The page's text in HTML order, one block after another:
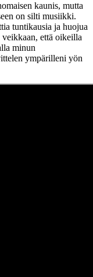
kaunis, mutta
on silti musiikki.
tuntikausia ja huojua
että oikeilla
minun
ympärilleni yön